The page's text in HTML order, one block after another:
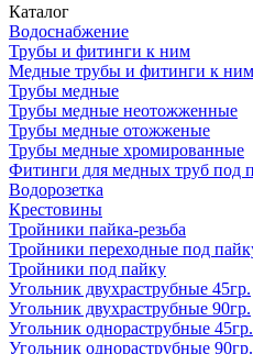
Каталог
Водоснабжение
Трубы и фитинги к ним
Медные трубы и фитинги к ним
Трубы медные
Трубы медные неотожженные
Трубы медные отожженые
Трубы медные хромированные
Фитинги для медных труб под
Водорозетка
Крестовины
Тройники пайка-резьба
Тройники переходные под
Тройники под пайку
Угольник двухраструбные 45гр.
Угольник двухраструбные 90гр.
Угольник однораструбные 45гр.
Угольник однораструбные 90гр.